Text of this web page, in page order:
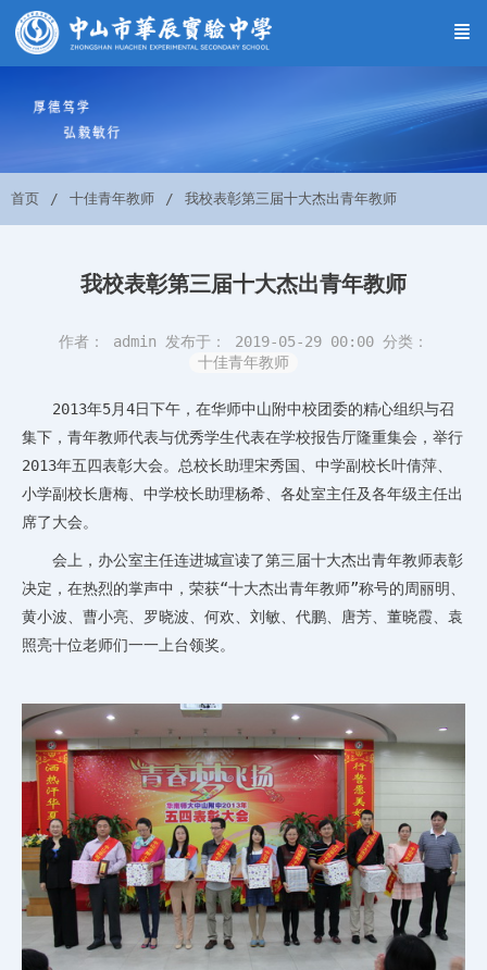
首页 十佳青年教师 我校表彰第三届十大杰出青年教师
我校表彰第三届十大杰出青年教师
作者： admin 发布于： 2019-05-29 00:00 分类：
十佳青年教师
2013年5月4日下午，在华师中山附中校团委的精心组织与召
集下，青年教师代表与优秀学生代表在学校报告厅隆重集会，举行
2013年五四表彰大会。总校长助理宋秀国、中学副校长叶倩萍、
小学副校长唐梅、中学校长助理杨希、各处室主任及各年级主任出
席了大会。
会上，办公室主任连进城宣读了第三届十大杰出青年教师表彰
决定，在热烈的掌声中，荣获“十大杰出青年教师”称号的周丽明、
黄小波、曹小亮、罗晓波、何欢、刘敏、代鹏、唐芳、董晓霞、袁
照亮十位老师们一一上台领奖。